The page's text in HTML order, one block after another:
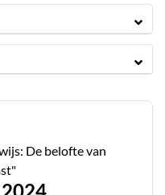
De belofte van